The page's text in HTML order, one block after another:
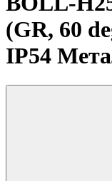
(GR, 60
IP54